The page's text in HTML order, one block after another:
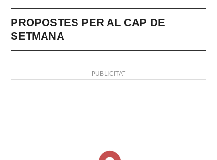
PROPOSTES PER AL CAP DE
SETMANA
PUBLICITAT